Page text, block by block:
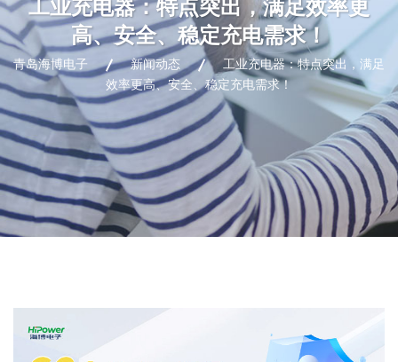
工业充电器：特点突出，满足效率更
高、安全、稳定充电需求！
青岛海博电子 新闻动态
工业充电器：特点突出，满足
效率更高、安全、稳定充电需求！